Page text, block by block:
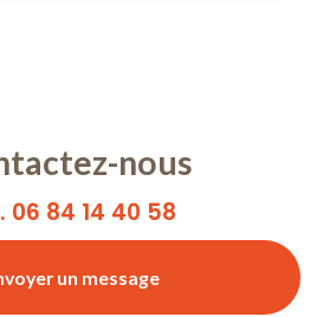
nous
06 84 14 40 58
un message